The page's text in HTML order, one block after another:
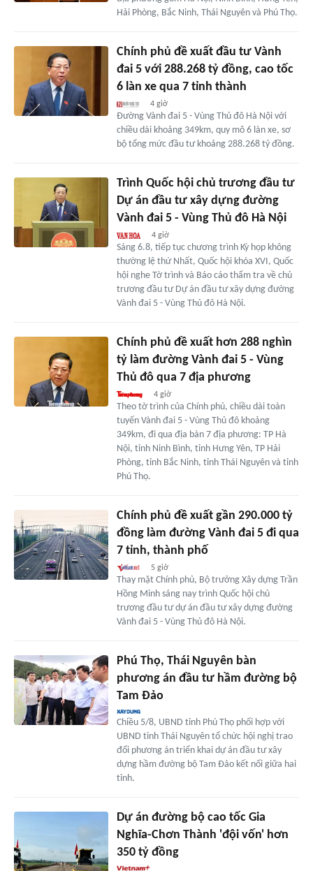
Hải Phòng, Bắc Ninh, Thái Nguyên và Phú Thọ.
Chính phủ đề xuất đầu tư Vành
đai 5 với 288.268 tỷ đồng, cao tốc
6 làn xe qua 7 tỉnh thành
4 giờ
Đường Vành đai 5 - Vùng Thủ đô Hà Nội với
chiều dài khoảng 349km, quy mô 6 làn xe, sơ
bộ tổng mức đầu tư khoảng 288.268 tỷ đồng.
Trình Quốc hội chủ trương đầu tư
Dự án đầu tư xây dựng đường
Vành đai 5 - Vùng Thủ đô Hà Nội
4 giờ
Sáng 6.8, tiếp tục chương trình Kỳ họp không
thường lệ thứ Nhất, Quốc hội khóa XVI, Quốc
hội nghe Tờ trình và Báo cáo thẩm tra về chủ
trương đầu tư Dự án đầu tư xây dựng đường
Vành đai 5 - Vùng Thủ đô Hà Nội.
Chính phủ đề xuất hơn 288 nghìn
tỷ làm đường Vành đai 5 - Vùng
Thủ đô qua 7 địa phương
4 giờ
Theo tờ trình của Chính phủ, chiều dài toàn
tuyến Vành đai 5 - Vùng Thủ đô khoảng
349km, đi qua địa bàn 7 địa phương: TP Hà
Nội, tỉnh Ninh Bình, tỉnh Hưng Yên, TP Hải
Phòng, tỉnh Bắc Ninh, tỉnh Thái Nguyên và tỉnh
Phú Thọ.
Chính phủ đề xuất gần 290.000 tỷ
đồng làm đường Vành đai 5 đi qua
7 tỉnh, thành phố
5 giờ
Thay mặt Chính phủ, Bộ trưởng Xây dựng Trần
Hồng Minh sáng nay trình Quốc hội chủ
trương đầu tư dự án đầu tư xây dựng đường
Vành đai 5 - Vùng Thủ đô Hà Nội.
Phú Thọ, Thái Nguyên bàn
phương án đầu tư hầm đường bộ
Tam Đảo
Chiều 5/8, UBND tỉnh Phú Thọ phối hợp với
UBND tỉnh Thái Nguyên tổ chức hội nghị trao
đổi phương án triển khai dự án đầu tư xây
dựng hầm đường bộ Tam Đảo kết nối giữa hai
tỉnh.
Dự án đường bộ cao tốc Gia
Nghĩa-Chơn Thành 'đội vốn' hơn
350 tỷ đồng